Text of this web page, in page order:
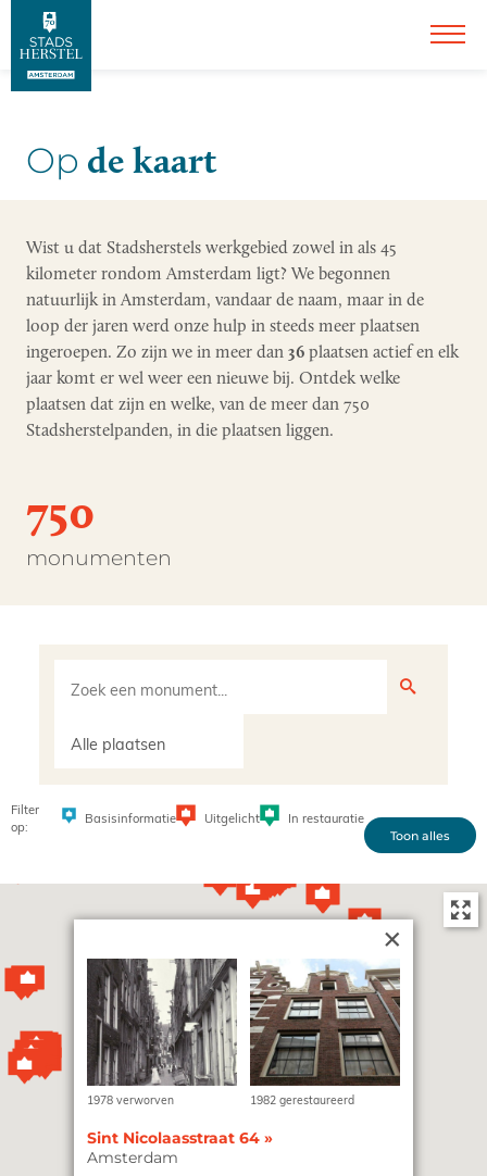
Op de kaart
750
monumenten
Wist u dat Stadsherstels werkgebied zowel in als 45
kilometer rondom Amsterdam ligt? We begonnen
natuurlijk in Amsterdam, vandaar de naam, maar in de
loop der jaren werd onze hulp in steeds meer plaatsen
ingeroepen. Zo zijn we in meer dan 36 plaatsen actief en elk
jaar komt er wel weer een nieuwe bij. Ontdek welke
plaatsen dat zijn en welke, van de meer dan 750
Stadsherstelpanden, in die plaatsen liggen.
Filter
op:
Basisinformatie Uitgelicht In restauratie
Toon alles
1978 verworven 1982 gerestaureerd
Sint Nicolaasstraat 64»
Amsterdam